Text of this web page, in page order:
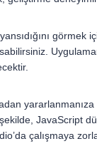
JavaScript
çalışmaya